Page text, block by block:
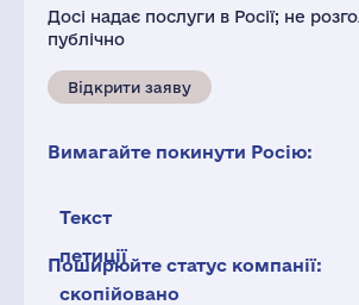
Досі надає послуги в Росії; не
публічно
Відкрити заяву
Вимагайте покинути Росію:
Текст
петиції
скопійовано
Поширюйте статус компанії: